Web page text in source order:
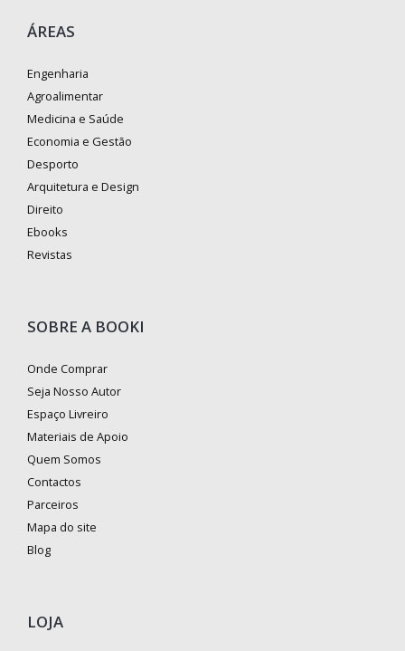
ÁREAS
Engenharia
Agroalimentar
Medicina e Saúde
Economia e Gestão
Desporto
Arquitetura e Design
Direito
Ebooks
Revistas
SOBRE A BOOKI
Onde Comprar
Seja Nosso Autor
Espaço Livreiro
Materiais de Apoio
Quem Somos
Contactos
Parceiros
Mapa do site
Blog
LOJA